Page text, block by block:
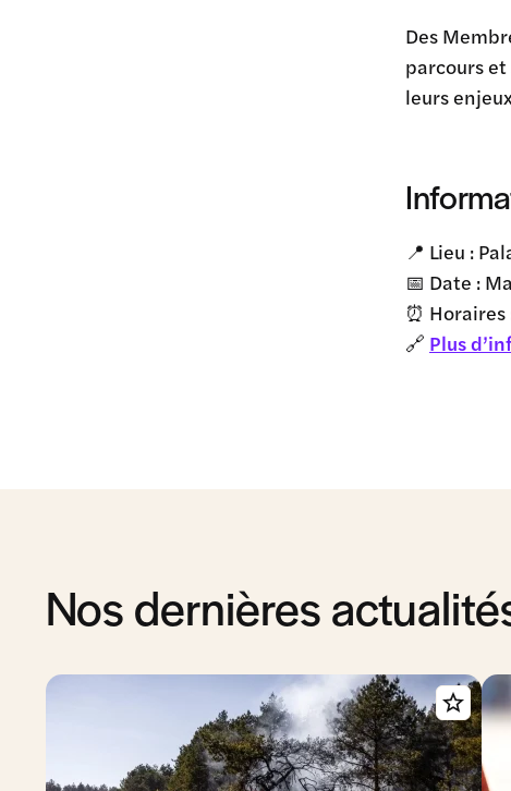
Des
parcours
leurs
📍 Lieu :
📅 Date :
⏰
🔗 Plus
Nos dernières